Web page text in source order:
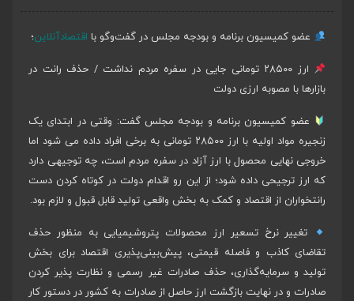
عضو کمیسیون برنامه و بودجه مجلس در گفت‌وگو با اقتصادآنلاین؛
ارز ۲۸۵۰۰ تومانی جایی در سفره مردم نداشت / حذف رانت در
بازارها با مصوبه ارزی دولت
عضو کمیسیون برنامه و بودجه مجلس گفت: وقتی در ابتدای یک
زنجیره مواد اولیه با ارز ۲۸۵۰۰ تومانی به برخی افراد داده می شود اما
خروجی نهایی محصول با ارز آزاد در سفره مردم است، چه توجیهی دارد
که ارز ترجیحی داده شود؛ از این رو اقدام دولت در کوتاه کردن دست
رانتخواران از اقتصاد و کمک به بخش واقعی تولید قابل قبول و لازم بود.
تغییر نرخ تسعیر ارز محصولات پتروشیمیایی به منظور حذف
تقاضای کاذب و فاصله قیمتی، پیش‌بینی‌پذیری اقتصاد برای بخش
تولید و سرمایه‌گذاری، حذف صادرات غیر رسمی و نظارت پذیر کردن
صادرات و در نهایت بازگشت ارز حاصل از صادرات به کشور در دستور کار